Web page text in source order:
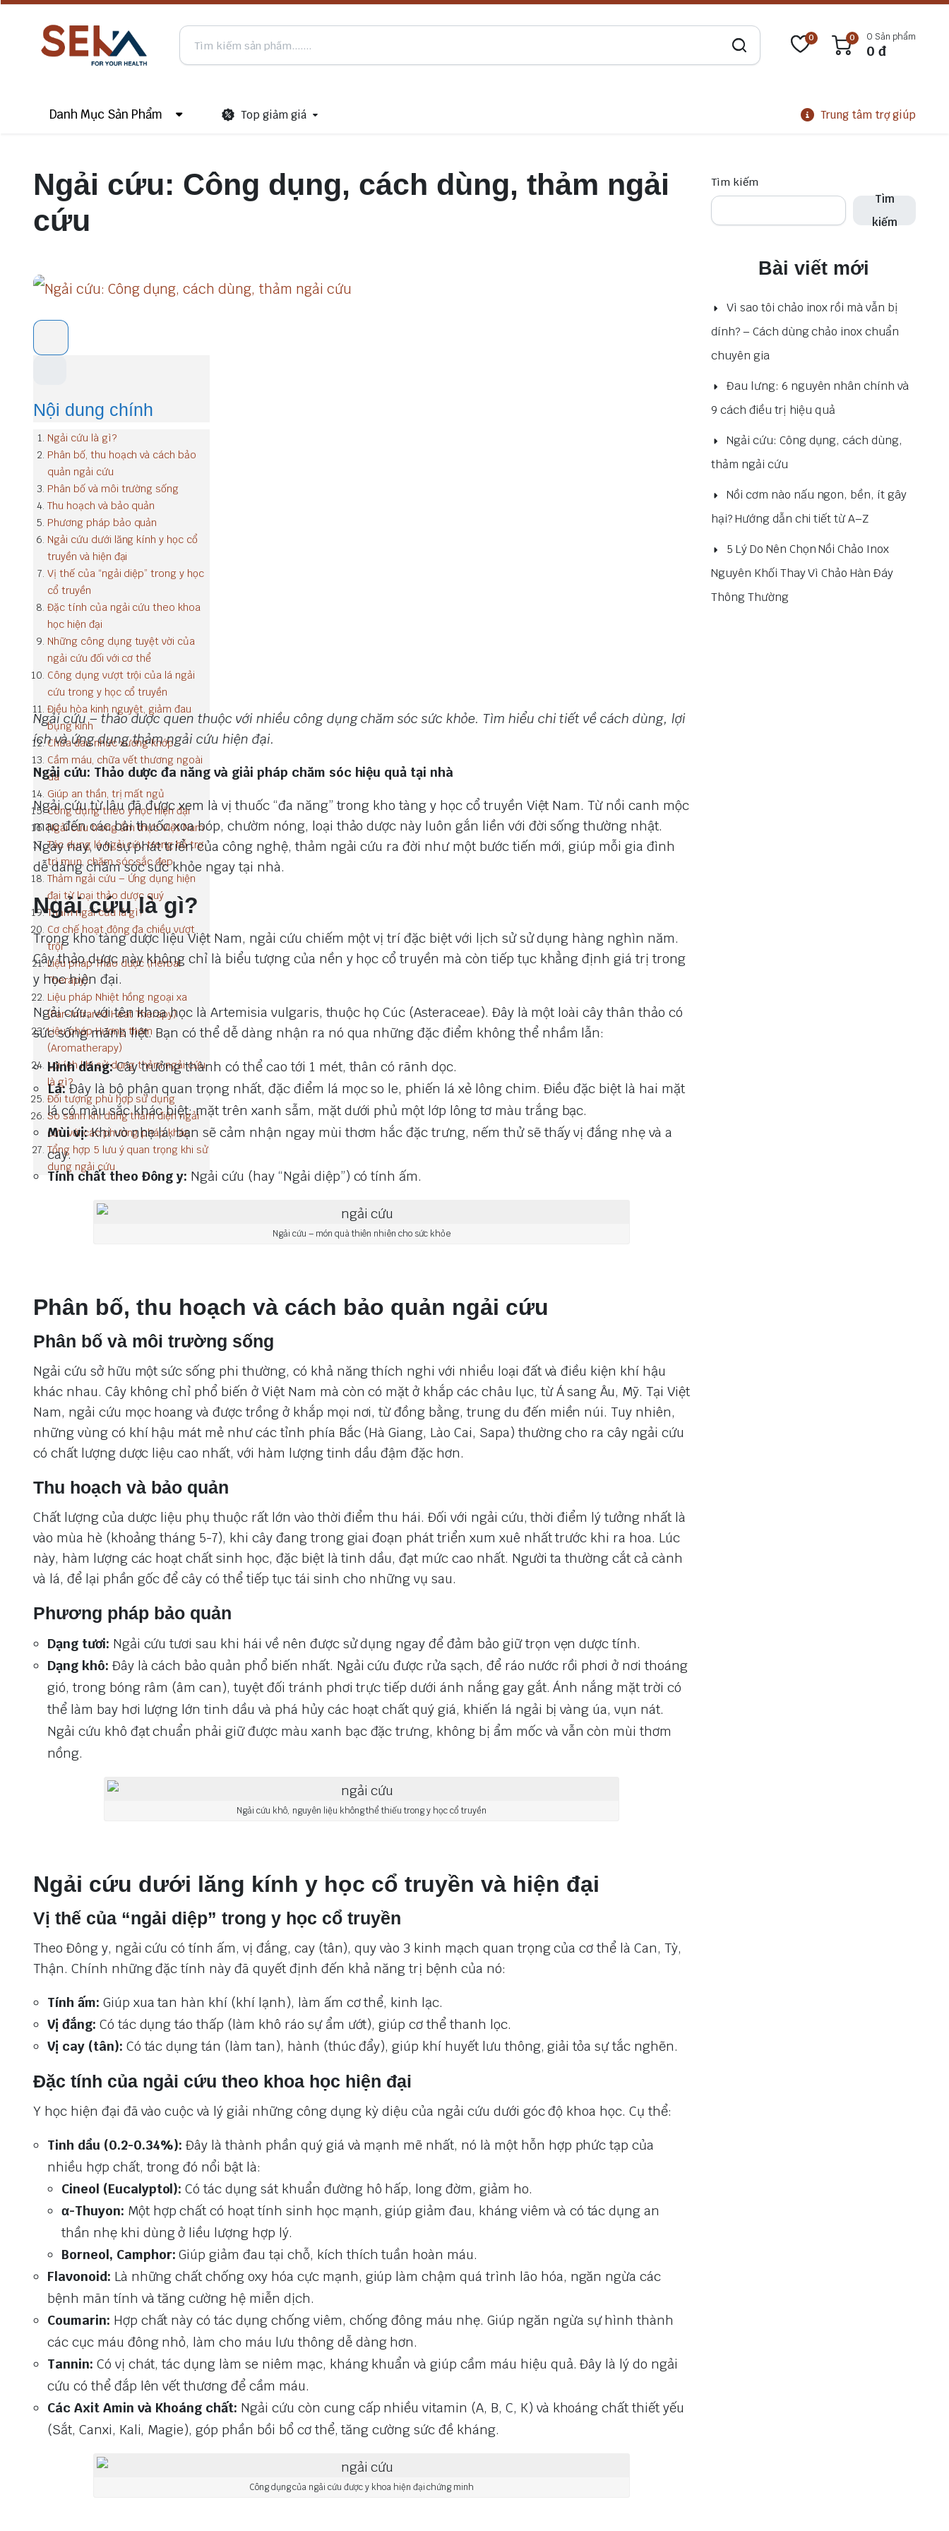
0 0 0 Sản phẩm
0đ
Danh Mục Sản Phẩm Top giảm giá Trung tâm trợ giúp
Ngải cứu: Công dụng, cách dùng, thảm ngải
cứu
Nội dung chính
Ngải cứu là gì?
Phân bố, thu hoạch và cách bảo
quản ngải cứu
Phân bố và môi trường sống
Thu hoạch và bảo quản
Phương pháp bảo quản
Ngải cứu dưới lăng kính y học cổ
truyền và hiện đại
Vị thế của “ngải diệp” trong y học
cổ truyền
Đặc tính của ngải cứu theo khoa
học hiện đại
Những công dụng tuyệt vời của
ngải cứu đối với cơ thể
Công dụng vượt trội của lá ngải
cứu trong y học cổ truyền
Điều hòa kinh nguyệt, giảm đau
bụng kinh
Chữa đau nhức xương khớp
Cầm máu, chữa vết thương ngoài
da
Giúp an thần, trị mất ngủ
Công dụng theo y học hiện đại
Ngải cứu trong ẩm thực Việt Nam
Tác dụng lá ngải cứu trong hỗ trợ
trị mụn, chăm sóc sắc đẹp
Thảm ngải cứu – Ứng dụng hiện
đại từ loại thảo dược quý
Thảm ngải cứu là gì?
Cơ chế hoạt động đa chiều vượt
trội
Liệu pháp Thảo dược (Herbal
Therapy):
Liệu pháp Nhiệt hồng ngoại xa
(Far-Infrared Heat Therapy)
Liệu pháp Hương thơm
(Aromatherapy)
Lợi ích khi sử dụng thảm ngải cứu
là gì?
Đối tượng phù hợp sử dụng
So sánh khi dùng thảm điện ngải
cứu với các phương pháp khác
Tổng hợp 5 lưu ý quan trọng khi sử
dụng ngải cứu
Ngải cứu – thảo dược quen thuộc với nhiều công dụng chăm sóc sức khỏe. Tìm hiểu chi tiết về cách dùng, lợi
ích và ứng dụng thảm ngải cứu hiện đại.
Ngải cứu: Thảo dược đa năng và giải pháp chăm sóc hiệu quả tại nhà
Ngải cứu từ lâu đã được xem là vị thuốc “đa năng” trong kho tàng y học cổ truyền Việt Nam. Từ nồi canh mộc
mạc đến các bài thuốc xoa bóp, chườm nóng, loại thảo dược này luôn gắn liền với đời sống thường nhật.
Ngày nay, với sự phát triển của công nghệ, thảm ngải cứu ra đời như một bước tiến mới, giúp mỗi gia đình
dễ dàng chăm sóc sức khỏe ngay tại nhà.
Ngải cứu là gì?
Trong kho tàng dược liệu Việt Nam, ngải cứu chiếm một vị trí đặc biệt với lịch sử sử dụng hàng nghìn năm.
Cây thảo dược này không chỉ là biểu tượng của nền y học cổ truyền mà còn tiếp tục khẳng định giá trị trong
y học hiện đại.
Ngải cứu, với tên khoa học là Artemisia vulgaris, thuộc họ Cúc (Asteraceae). Đây là một loài cây thân thảo có
sức sống mãnh liệt. Bạn có thể dễ dàng nhận ra nó qua những đặc điểm không thể nhầm lẫn:
Hình dáng:Cây trưởng thành có thể cao tới 1 mét, thân có rãnh dọc.
Lá:Đây là bộ phận quan trọng nhất, đặc điểm lá mọc so le, phiến lá xẻ lông chim. Điều đặc biệt là hai mặt
lá có màu sắc khác biệt: mặt trên xanh sẫm, mặt dưới phủ một lớp lông tơ màu trắng bạc.
Mùi vị:Khi vò nhẹ lá, bạn sẽ cảm nhận ngay mùi thơm hắc đặc trưng, nếm thử sẽ thấy vị đắng nhẹ và a
cay.
Tính chất theo Đông y: Ngải cứu (hay “Ngải diệp”) có tính ấm.
Ngải cứu – món quà thiên nhiên cho sức khỏe
Phân bố, thu hoạch và cách bảo quản ngải cứu
Phân bố và môi trường sống
Ngải cứu sở hữu một sức sống phi thường, có khả năng thích nghi với nhiều loại đất và điều kiện khí hậu
khác nhau. Cây không chỉ phổ biến ở Việt Nam mà còn có mặt ở khắp các châu lục, từ Á sang Âu, Mỹ. Tại Việt
Nam, ngải cứu mọc hoang và được trồng ở khắp mọi nơi, từ đồng bằng, trung du đến miền núi. Tuy nhiên,
những vùng có khí hậu mát mẻ như các tỉnh phía Bắc (Hà Giang, Lào Cai, Sapa) thường cho ra cây ngải cứu
có chất lượng dược liệu cao nhất, với hàm lượng tinh dầu đậm đặc hơn.
Thu hoạch và bảo quản
Chất lượng của dược liệu phụ thuộc rất lớn vào thời điểm thu hái. Đối với ngải cứu, thời điểm lý tưởng nhất là
vào mùa hè (khoảng tháng 5-7), khi cây đang trong giai đoạn phát triển xum xuê nhất trước khi ra hoa. Lúc
này, hàm lượng các hoạt chất sinh học, đặc biệt là tinh dầu, đạt mức cao nhất. Người ta thường cắt cả cành
và lá, để lại phần gốc để cây có thể tiếp tục tái sinh cho những vụ sau.
Phương pháp bảo quản
Dạng tươi: Ngải cứu tươi sau khi hái về nên được sử dụng ngay để đảm bảo giữ trọn vẹn dược tính.
Dạng khô: Đây là cách bảo quản phổ biến nhất. Ngải cứu được rửa sạch, để ráo nước rồi phơi ở nơi thoáng
gió, trong bóng râm (âm can), tuyệt đối tránh phơi trực tiếp dưới ánh nắng gay gắt. Ánh nắng mặt trời có
thể làm bay hơi lượng lớn tinh dầu và phá hủy các hoạt chất quý giá, khiến lá ngải bị vàng úa, vụn nát.
Ngải cứu khô đạt chuẩn phải giữ được màu xanh bạc đặc trưng, không bị ẩm mốc và vẫn còn mùi thơm
nồng.
Ngải cứu khô, nguyên liệu không thể thiếu trong y học cổ truyền
Ngải cứu dưới lăng kính y học cổ truyền và hiện đại
Vị thế của “ngải diệp” trong y học cổ truyền
Theo Đông y, ngải cứu có tính ấm, vị đắng, cay (tân), quy vào 3 kinh mạch quan trọng của cơ thể là Can, Tỳ,
Thận. Chính những đặc tính này đã quyết định đến khả năng trị bệnh của nó:
Tính ấm: Giúp xua tan hàn khí (khí lạnh), làm ấm cơ thể, kinh lạc.
Vị đắng: Có tác dụng táo thấp (làm khô ráo sự ẩm ướt), giúp cơ thể thanh lọc.
Vị cay (tân): Có tác dụng tán (làm tan), hành (thúc đẩy), giúp khí huyết lưu thông, giải tỏa sự tắc nghẽn.
Đặc tính của ngải cứu theo khoa học hiện đại
Y học hiện đại đã vào cuộc và lý giải những công dụng kỳ diệu của ngải cứu dưới góc độ khoa học. Cụ thể:
Tinh dầu (0.2-0.34%): Đây là thành phần quý giá và mạnh mẽ nhất, nó là một hỗn hợp phức tạp của
nhiều hợp chất, trong đó nổi bật là:
Cineol (Eucalyptol): Có tác dụng sát khuẩn đường hô hấp, long đờm, giảm ho.
α-Thuyon: Một hợp chất có hoạt tính sinh học mạnh, giúp giảm đau, kháng viêm và có tác dụng an
thần nhẹ khi dùng ở liều lượng hợp lý.
Borneol, Camphor: Giúp giảm đau tại chỗ, kích thích tuần hoàn máu.
Flavonoid: Là những chất chống oxy hóa cực mạnh, giúp làm chậm quá trình lão hóa, ngăn ngừa các
bệnh mãn tính và tăng cường hệ miễn dịch.
Coumarin: Hợp chất này có tác dụng chống viêm, chống đông máu nhẹ. Giúp ngăn ngừa sự hình thành
các cục máu đông nhỏ, làm cho máu lưu thông dễ dàng hơn.
Tannin: Có vị chát, tác dụng làm se niêm mạc, kháng khuẩn và giúp cầm máu hiệu quả. Đây là lý do ngải
cứu có thể đắp lên vết thương để cầm máu.
Các Axit Amin và Khoáng chất: Ngải cứu còn cung cấp nhiều vitamin (A, B, C, K) và khoáng chất thiết yếu
(Sắt, Canxi, Kali, Magie), góp phần bồi bổ cơ thể, tăng cường sức đề kháng.
Công dụng của ngải cứu được y khoa hiện đại chứng minh
Tìm kiếm
Tìm
kiếm
Bài viết mới
Vì sao tôi chảo inox rồi mà vẫn bị
dính? – Cách dùng chảo inox chuẩn
chuyên gia
Đau lưng: 6 nguyên nhân chính và
9 cách điều trị hiệu quả
Ngải cứu: Công dụng, cách dùng,
thảm ngải cứu
Nồi cơm nào nấu ngon, bền, ít gây
hại? Hướng dẫn chi tiết từ A–Z
5 Lý Do Nên Chọn Nồi Chảo Inox
Nguyên Khối Thay Vì Chảo Hàn Đáy
Thông Thường